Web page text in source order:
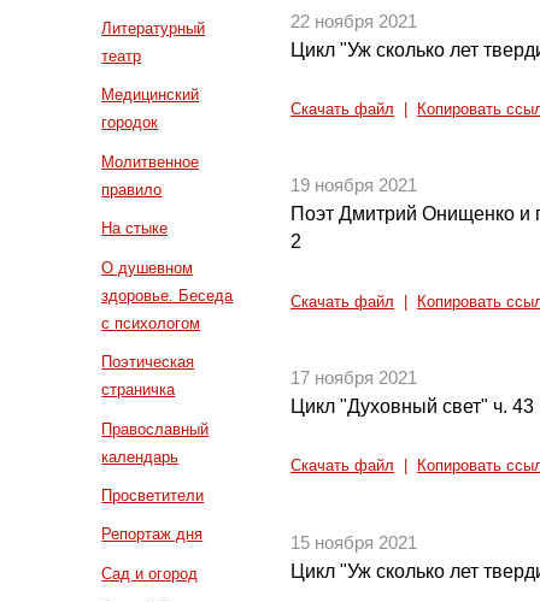
Литературный
театр
Медицинский
городок
Молитвенное
правило
На стыке
О душевном
здоровье. Беседа
с психологом
Поэтическая
страничка
Православный
календарь
Просветители
Репортаж дня
Сад и огород
22 ноября 2021
Цикл "Уж сколько лет
Скачать файл Копировать
19 ноября 2021
Поэт Дмитрий Онищенко и
2
Скачать файл Копировать
17 ноября 2021
Цикл "Духовный свет" ч. 43
Скачать файл Копировать
15 ноября 2021
Цикл "Уж сколько лет